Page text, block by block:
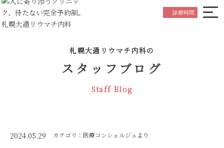
診療時間
院長ごあいさつ
はじめての方へ
診療内容について Medical Service
News
アクセス Access
札幌大通リウマチ内科の
スタッフブログ
Staff Blog
2024.05.29 カテゴリ：医療コンシェルジュより